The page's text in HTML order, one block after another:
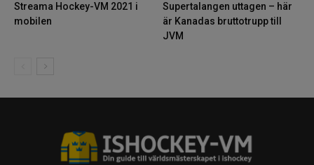
Streama Hockey-VM 2021 i
mobilen
Supertalangen uttagen – här
är Kanadas bruttotrupp till
JVM